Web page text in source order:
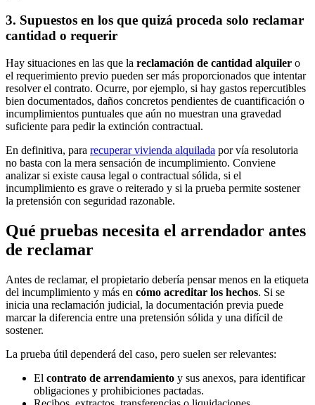
3. Supuestos en los que quizá proceda solo reclamar
cantidad o requerir
Hay situaciones en las que la reclamación de cantidad alquiler o
el requerimiento previo pueden ser más proporcionados que intentar
resolver el contrato. Ocurre, por ejemplo, si hay gastos repercutibles
bien documentados, daños concretos pendientes de cuantificación o
incumplimientos puntuales que aún no muestran una gravedad
suficiente para pedir la extinción contractual.
En definitiva, para recuperar vivienda alquilada por vía resolutoria
no basta con la mera sensación de incumplimiento. Conviene
analizar si existe causa legal o contractual sólida, si el
incumplimiento es grave o reiterado y si la prueba permite sostener
la pretensión con seguridad razonable.
Qué pruebas necesita el arrendador antes
de reclamar
Antes de reclamar, el propietario debería pensar menos en la etiqueta
del incumplimiento y más en cómo acreditar los hechos. Si se
inicia una reclamación judicial, la documentación previa puede
marcar la diferencia entre una pretensión sólida y una difícil de
sostener.
La prueba útil dependerá del caso, pero suelen ser relevantes:
El contrato de arrendamiento y sus anexos, para identificar
obligaciones y prohibiciones pactadas.